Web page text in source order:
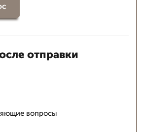
отправки
вопросы